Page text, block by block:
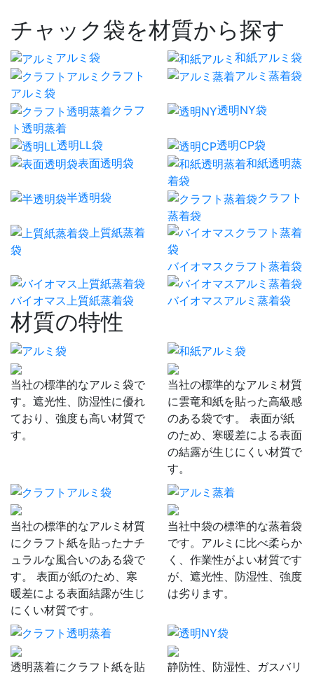
チャック袋を材質から探す
アルミ袋
和紙アルミ袋
クラフト
アルミ袋
アルミ蒸着袋
クラフ
ト透明蒸着
透明NY袋
透明LL袋
透明CP袋
表面透明袋
和紙透明蒸
着袋
半透明袋
クラフト
蒸着袋
上質紙蒸着
袋
バイオマスクラフト蒸着袋
バイオマス上質紙蒸着袋 バイオマスアルミ蒸着袋
材質の特性
当社の標準的なアルミ袋で
す。遮光性、防湿性に優れ
ており、強度も高い材質で
す。
当社の標準的なアルミ材質
に雲竜和紙を貼った高級感
のある袋です。 表面が紙
のため、寒暖差による表面
の結露が生じにくい材質で
す。
当社の標準的なアルミ材質
にクラフト紙を貼ったナチ
ュラルな風合いのある袋で
す。 表面が紙のため、寒
暖差による表面結露が生じ
にくい材質です。
当社中袋の標準的な蒸着袋
です。アルミに比べ柔らか
く、作業性がよい材質です
が、遮光性、防湿性、強度
は劣ります。
透明蒸着にクラフト紙を貼
静防性、防湿性、ガスバリ